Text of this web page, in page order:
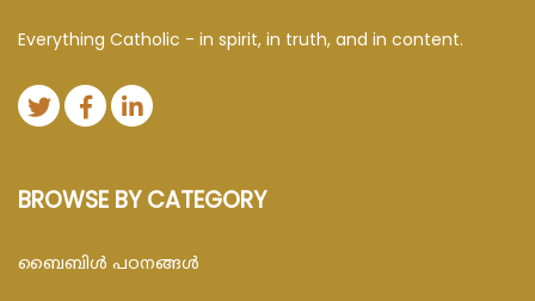
Everything Catholic - in spirit, in truth, and in content.
BROWSE BY CATEGORY
ബൈബിള്‍ പഠനങ്ങള്‍